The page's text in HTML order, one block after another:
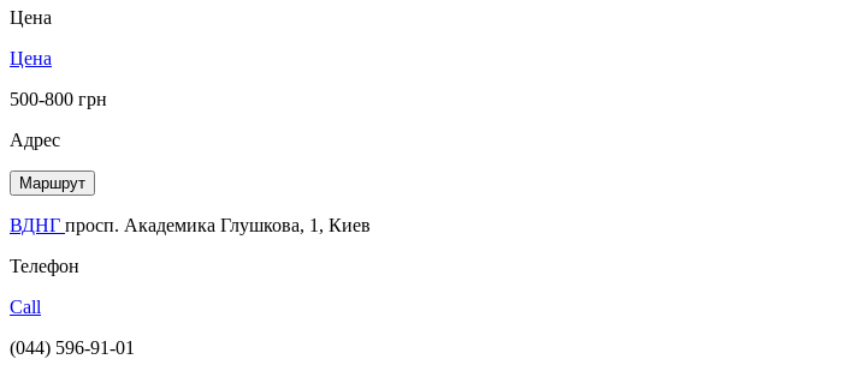
Цена
Цена
500-800 грн
Адрес
Маршрут
ВДНГ просп. Академика Глушкова, 1, Киев
Телефон
Call
(044) 596-91-01